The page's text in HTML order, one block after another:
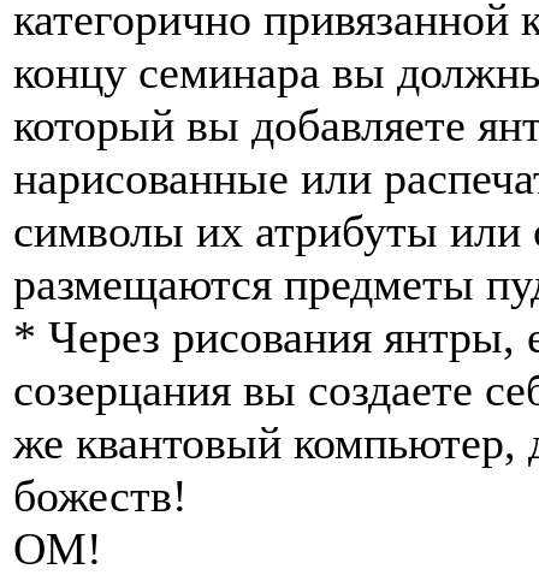
категорично
концу семинара вы
который вы добавляете
нарисованные или
символы их атрибуты или
размещаются предметы
* Через рисования янтры,
созерцания вы создаете
же квантовый компьютер,
божеств!
ОМ!